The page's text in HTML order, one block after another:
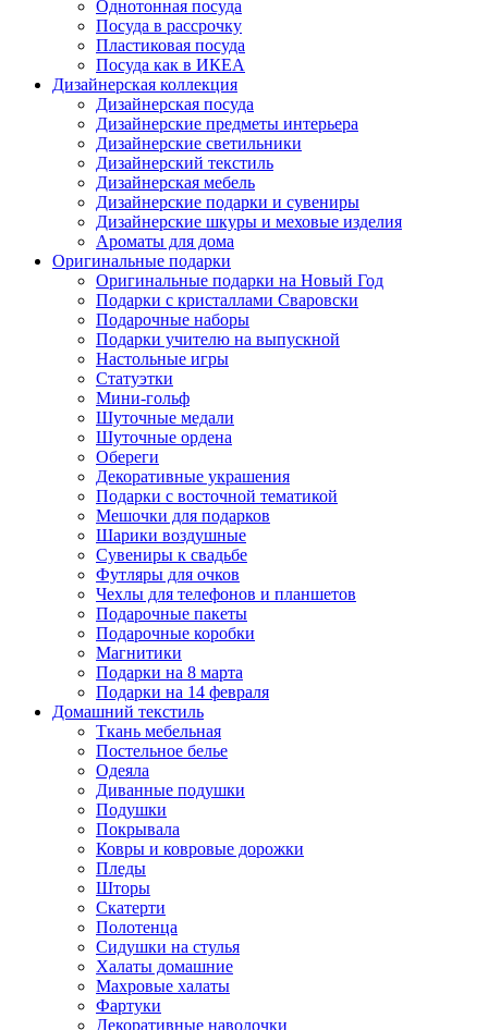
Однотонная посуда
Посуда в рассрочку
Пластиковая посуда
Посуда как в ИКЕА
Дизайнерская коллекция
Дизайнерская посуда
Дизайнерские предметы интерьера
Дизайнерские светильники
Дизайнерский текстиль
Дизайнерская мебель
Дизайнерские подарки и сувениры
Дизайнерские шкуры и меховые изделия
Ароматы для дома
Оригинальные подарки
Оригинальные подарки на Новый Год
Подарки с кристаллами Сваровски
Подарочные наборы
Подарки учителю на выпускной
Настольные игры
Статуэтки
Мини-гольф
Шуточные медали
Шуточные ордена
Обереги
Декоративные украшения
Подарки с восточной тематикой
Мешочки для подарков
Шарики воздушные
Сувениры к свадьбе
Футляры для очков
Чехлы для телефонов и планшетов
Подарочные пакеты
Подарочные коробки
Магнитики
Подарки на 8 марта
Подарки на 14 февраля
Домашний текстиль
Ткань мебельная
Постельное белье
Одеяла
Диванные подушки
Подушки
Покрывала
Ковры и ковровые дорожки
Пледы
Шторы
Скатерти
Полотенца
Сидушки на стулья
Халаты домашние
Махровые халаты
Фартуки
Декоративные наволочки